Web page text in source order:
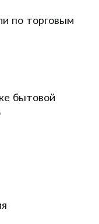
по торговым
бытовой